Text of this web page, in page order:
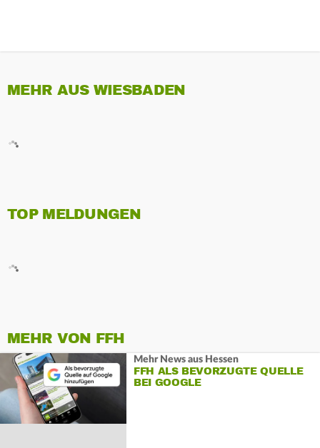
MEHR AUS WIESBADEN
TOP MELDUNGEN
MEHR VON FFH
Mehr News aus Hessen
FFH ALS BEVORZUGTE QUELLE
BEI GOOGLE